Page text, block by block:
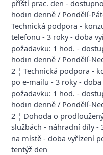
příští prac. den -
hodin denně / Pondělí-
Technická podpora -
telefonu - 3 roky - doba
požadavku: 1 hod. -
hodin denně / Pondělí-
2 ¦ Technická podpora -
po e-mailu - 3 roky -
požadavku: 1 hod. -
hodin denně / Pondělí-
2 ¦ Dohoda o
službách - náhradní díly -
na místě - doba vyřízení
tentýž den